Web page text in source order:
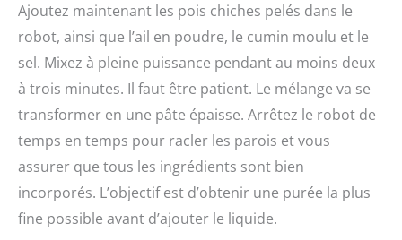
Ajoutez maintenant les pois chiches pelés dans le
robot, ainsi que l’ail en poudre, le cumin moulu et le
sel. Mixez à pleine puissance pendant au moins deux
à trois minutes. Il faut être patient. Le mélange va se
transformer en une pâte épaisse. Arrêtez le robot de
temps en temps pour racler les parois et vous
assurer que tous les ingrédients sont bien
incorporés. L’objectif est d’obtenir une purée la plus
fine possible avant d’ajouter le liquide.